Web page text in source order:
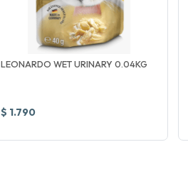
LEONARDO WET URINARY 0.04KG
$ 1.790